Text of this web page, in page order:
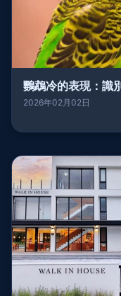
鸚鵡冷的表現：識
2026年02月02日